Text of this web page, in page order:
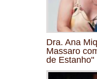
Dra. Ana
Massaro
de Estanho"